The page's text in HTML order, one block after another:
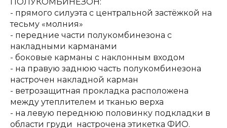
- прямого силуэта с центральной застёжкой на
тесьму «молния»
- передние части полукомбинезона с
накладными карманами
- боковые карманы с наклонным входом
- на правую заднюю часть полукомбинезона
настрочен накладной карман
- ветрозащитная прокладка расположена
между утеплителем и тканью верха
- на левую переднюю половинку подкладки в
области груди настрочена этикетка ФИО.